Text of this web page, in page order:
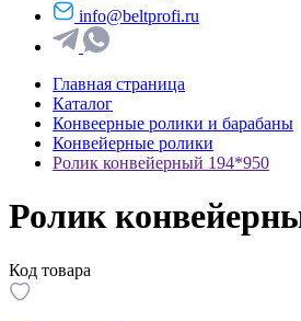
info@beltprofi.ru
Главная страница
Каталог
Конвеерные ролики и барабаны
Конвейерные ролики
Ролик конвейерный 194*950
Ролик
Код товара